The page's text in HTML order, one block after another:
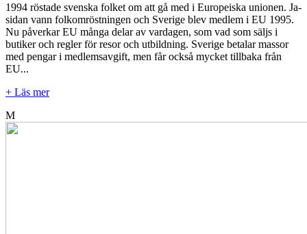
1994 röstade svenska folket om att gå med i Europeiska unionen. Ja-
sidan vann folkomröstningen och Sverige blev medlem i EU 1995.
Nu påverkar EU många delar av vardagen, som vad som säljs i
butiker och regler för resor och utbildning. Sverige betalar massor
med pengar i medlemsavgift, men får också mycket tillbaka från
EU...
+ Läs mer
M